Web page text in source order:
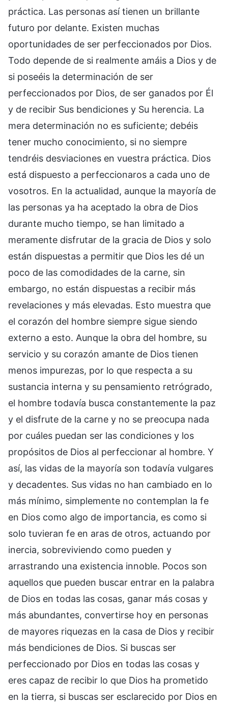
práctica. Las personas así tienen un brillante
futuro por delante. Existen muchas
oportunidades de ser perfeccionados por Dios.
Todo depende de si realmente amáis a Dios y de
si poseéis la determinación de ser
perfeccionados por Dios, de ser ganados por Él
y de recibir Sus bendiciones y Su herencia. La
mera determinación no es suficiente; debéis
tener mucho conocimiento, si no siempre
tendréis desviaciones en vuestra práctica. Dios
está dispuesto a perfeccionaros a cada uno de
vosotros. En la actualidad, aunque la mayoría de
las personas ya ha aceptado la obra de Dios
durante mucho tiempo, se han limitado a
meramente disfrutar de la gracia de Dios y solo
están dispuestas a permitir que Dios les dé un
poco de las comodidades de la carne, sin
embargo, no están dispuestas a recibir más
revelaciones y más elevadas. Esto muestra que
el corazón del hombre siempre sigue siendo
externo a esto. Aunque la obra del hombre, su
servicio y su corazón amante de Dios tienen
menos impurezas, por lo que respecta a su
sustancia interna y su pensamiento retrógrado,
el hombre todavía busca constantemente la paz
y el disfrute de la carne y no se preocupa nada
por cuáles puedan ser las condiciones y los
propósitos de Dios al perfeccionar al hombre. Y
así, las vidas de la mayoría son todavía vulgares
y decadentes. Sus vidas no han cambiado en lo
más mínimo, simplemente no contemplan la fe
en Dios como algo de importancia, es como si
solo tuvieran fe en aras de otros, actuando por
inercia, sobreviviendo como pueden y
arrastrando una existencia innoble. Pocos son
aquellos que pueden buscar entrar en la palabra
de Dios en todas las cosas, ganar más cosas y
más abundantes, convertirse hoy en personas
de mayores riquezas en la casa de Dios y recibir
más bendiciones de Dios. Si buscas ser
perfeccionado por Dios en todas las cosas y
eres capaz de recibir lo que Dios ha prometido
en la tierra, si buscas ser esclarecido por Dios en